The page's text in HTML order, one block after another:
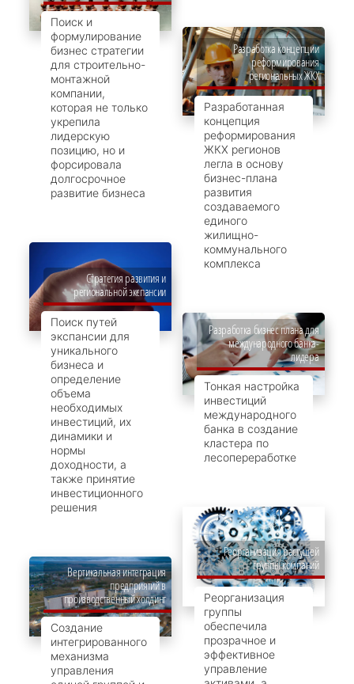
Поиск и
формулирование
бизнес стратегии
для строительно-
монтажной
компании,
которая не только
укрепила
лидерскую
позицию, но и
форсировала
долгосрочное
развитие бизнеса
Разработка концепции
реформирования
региональных ЖКХ
Разработанная
концепция
реформирования
ЖКХ регионов
легла в основу
бизнес-плана
развития
создаваемого
единого
жилищно-
коммунального
комплекса
Стратегия развития и
региональной экспансии
Поиск путей
экспансии для
уникального
бизнеса и
определение
объема
необходимых
инвестиций, их
динамики и
нормы
доходности, а
также принятие
инвестиционного
решения
Разработка бизнес плана для
международного банка-
лидера
Тонкая настройка
инвестиций
международного
банка в создание
кластера по
лесопереработке
Реорганизация растущей
группы компаний
Реорганизация
группы
обеспечила
прозрачное и
эффективное
управление
Вертикальная интеграция
предприятий в
производственный холдинг
Создание
интегрированного
механизма
управления